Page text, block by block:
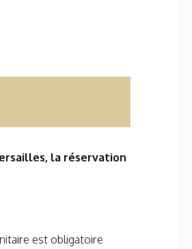
la réservation
est obligatoire